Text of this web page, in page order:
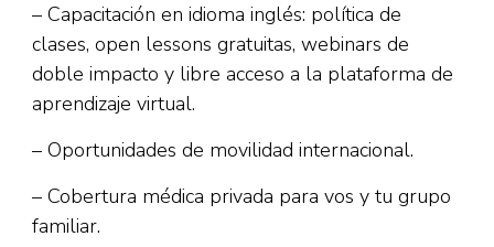
– Capacitación en idioma inglés: política de
clases, open lessons gratuitas, webinars de
doble impacto y libre acceso a la plataforma de
aprendizaje virtual.
– Oportunidades de movilidad internacional.
– Cobertura médica privada para vos y tu grupo
familiar.